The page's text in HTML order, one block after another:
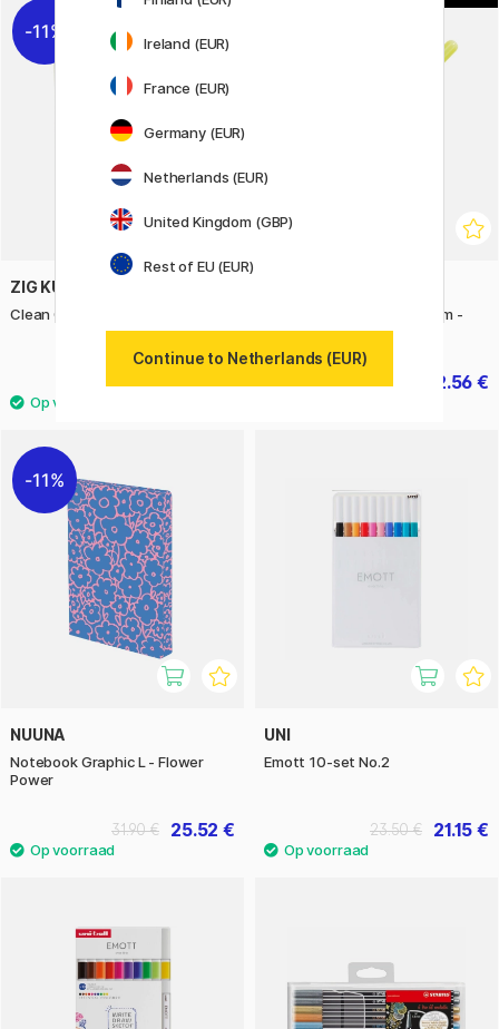
11%
ZIG KURETAKE
Clean Color Real Brush 30-set A
95.92 €
Gelly Roll Moonlight Medium -
Per Stuk
2.56 €
11%
NUUNA
Notebook Graphic L - Flower
Power
25.52 €
31.90 €
UNI
Emott 10-set No.2
21.15 €
23.50 €
Ireland (EUR)
France (EUR)
Germany (EUR)
Netherlands (EUR)
United Kingdom (GBP)
Rest of EU (EUR)
Continue to Netherlands (EUR)